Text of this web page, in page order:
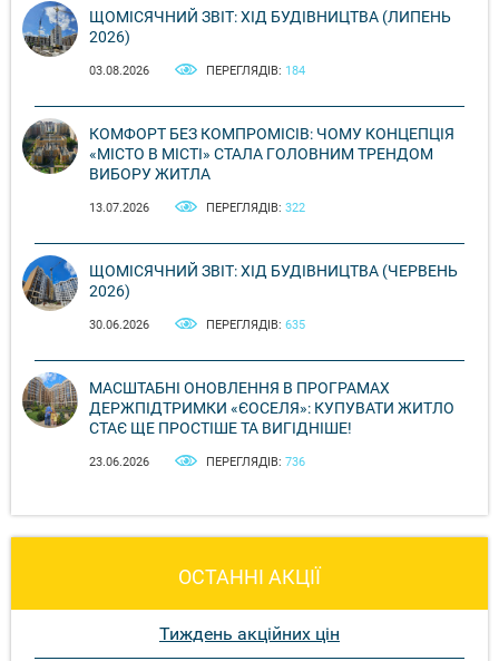
ЩОМІСЯЧНИЙ ЗВІТ: ХІД БУДІВНИЦТВА (ЛИПЕНЬ
2026)
03.08.2026 ПЕРЕГЛЯДІВ: 184
КОМФОРТ БЕЗ КОМПРОМІСІВ: ЧОМУ КОНЦЕПЦІЯ
«МІСТО В МІСТІ» СТАЛА ГОЛОВНИМ ТРЕНДОМ
ВИБОРУ ЖИТЛА
13.07.2026 ПЕРЕГЛЯДІВ: 322
ЩОМІСЯЧНИЙ ЗВІТ: ХІД БУДІВНИЦТВА (ЧЕРВЕНЬ
2026)
30.06.2026 ПЕРЕГЛЯДІВ: 635
МАСШТАБНІ ОНОВЛЕННЯ В ПРОГРАМАХ
ДЕРЖПІДТРИМКИ «ЄОСЕЛЯ»: КУПУВАТИ ЖИТЛО
СТАЄ ЩЕ ПРОСТІШЕ ТА ВИГІДНІШЕ!
23.06.2026 ПЕРЕГЛЯДІВ: 736
ОСТАННІ АКЦІЇ
Тиждень акційних цін